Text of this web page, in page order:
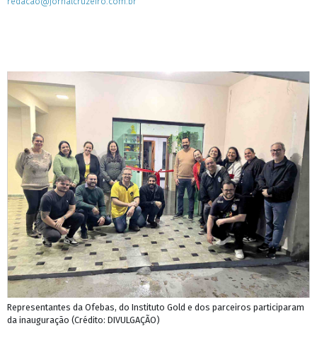
Representantes da Ofebas, do Instituto Gold e dos parceiros participaram
da inauguração (Crédito: DIVULGAÇÃO)